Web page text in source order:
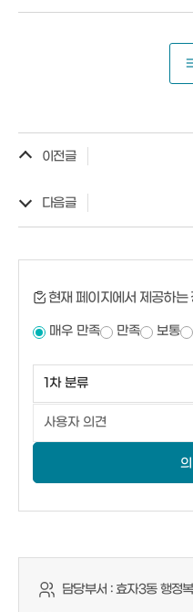
이전글
다음글
현재 페이지에서 제공하
매우 만족 만족 보통
담당부서 :효자3동 행정